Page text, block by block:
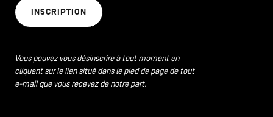
INSCRIPTION
Vous pouvez vous désinscrire à tout moment en
cliquant sur le lien situé dans le pied de page de tout
e-mail que vous recevez de notre part.